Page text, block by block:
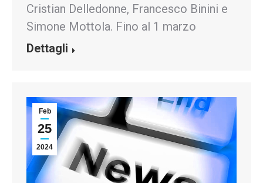
Cristian Delledonne, Francesco Binini e
Simone Mottola. Fino al 1 marzo
Dettagli
Feb
25
2024